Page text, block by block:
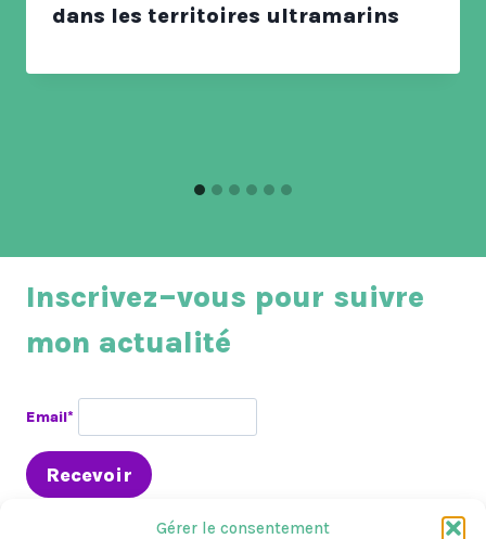
Gérer le consentement
dans les territoires ultramarins
Inscrivez–vous pour suivre
mon actualité
Email*